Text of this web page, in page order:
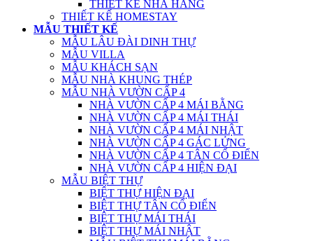
THIẾT KẾ NHÀ HÀNG
THIẾT KẾ HOMESTAY
MẪU THIẾT KẾ
MẪU LÂU ĐÀI DINH THỰ
MẪU VILLA
MẪU KHÁCH SẠN
MẪU NHÀ KHUNG THÉP
MẪU NHÀ VƯỜN CẤP 4
NHÀ VƯỜN CẤP 4 MÁI BẰNG
NHÀ VƯỜN CẤP 4 MÁI THÁI
NHÀ VƯỜN CẤP 4 MÁI NHẬT
NHÀ VƯỜN CẤP 4 GÁC LỬNG
NHÀ VƯỜN CẤP 4 TÂN CỔ ĐIỂN
NHÀ VƯỜN CẤP 4 HIỆN ĐẠI
MẪU BIỆT THỰ
BIỆT THỰ HIỆN ĐẠI
BIỆT THỰ TÂN CỔ ĐIỂN
BIỆT THỰ MÁI THÁI
BIỆT THỰ MÁI NHẬT